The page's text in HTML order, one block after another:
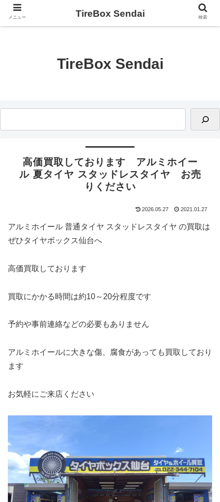
TireBox Sendai
高価買取しております アルミホイー
ル 夏タイヤ スタッドレスタイヤ お売
りください
2026.05.27 2021.01.27
アルミホイール 普通タイヤ スタッドレスタイヤ の買取は
ぜひタイヤボックス仙台へ
高価買取しております
買取にかかる時間は約10～20分程度です
予約や事前連絡などの必要もありません
アルミホイールに大きな傷、腐食があっても買取しており
ます
お気軽にご来店ください
メニュー TireBox Sendai 検索